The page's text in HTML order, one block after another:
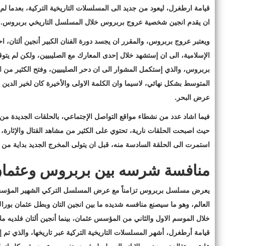
قيامة ارطغرل، ليعود من جديد الى المسلسلات التاريخية التركية،
ان يقدم انجين شخصية عروج بربروس خلال المسلسل التاريخي بربروس.
ويعتبر عروج بربروس، والمقرر ان يجسد دورة الفنان الكبير أنجين
الإسلامية، الى ان إستشهد خلال إحدى المعارك مع الصليبيين، ولكن لم
بربروس، والذي إستكمل المشوار الى ان دحر الصليبيين، وفتح الكثير من
المتوسط بشكل نهائي، لاسيما وان الكلمة الاولى والأخيرة كان لخير
عرض البحر.
فيما اشاد عدد من نشطاء مواقع التواصل الإجتماعي، بالحلقات
حيث اصبحت الحلقات نارية، تحتوي على الكثير من مشاهد القتال
استمرت الى الحلقة السادسة منه، قبل ان يتولى المخرج الجديد بداية
منافسة شرسه بين بربروس
يعرض مسلسل بربروس تزامناً مع عرض المسلسل التركي الشهير
العالم، وهو ما سيصنع منافسه شديده ما بين انجين التان وبطل عثمان
خلال الموسم الاول والثاني من المؤسس عثمان، بينما أنجين ألتان
قيامة أرطغرل، أشهر المسلسلات التاريخية التركية عبر تاريخها،